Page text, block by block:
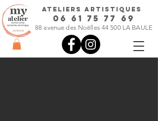
ateliers artistiques
88 avenue des Noëlles 44 500 LA BAULE
06 61 75 77 69